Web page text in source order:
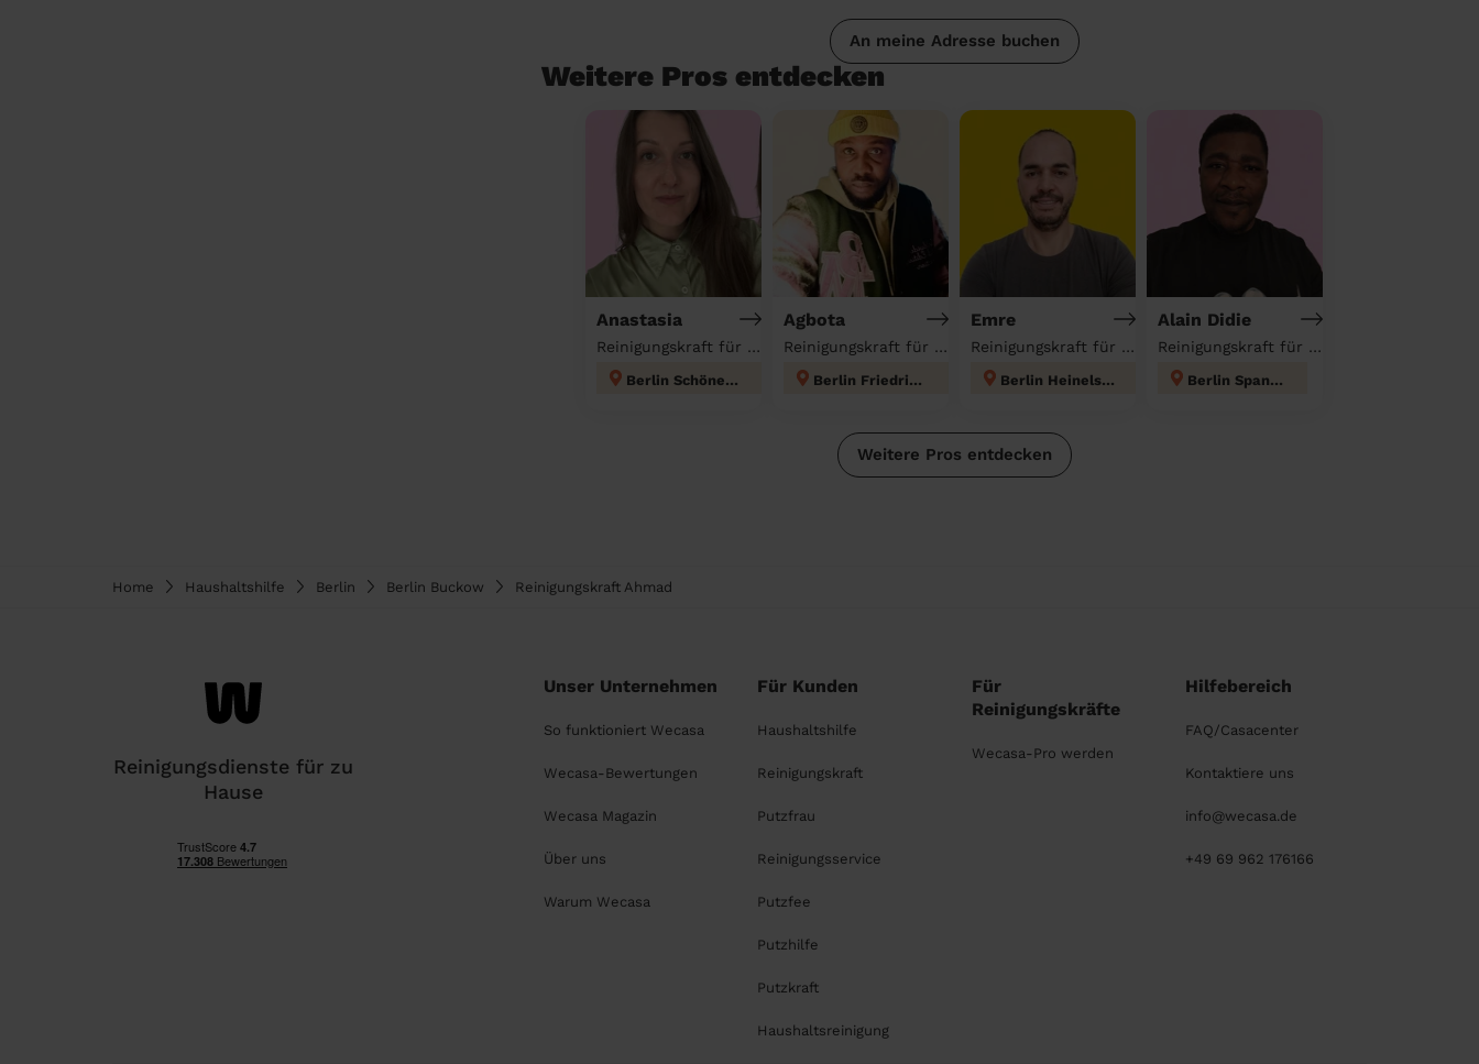
An meine Adresse buchen
Weitere Pros entdecken
Anastasia
Reinigungskraft für deinen Haushalt
Berlin Schöneberg
Agbota
Reinigungskraft für deinen Haushalt
Berlin Friedrichshain
Emre
Reinigungskraft für deinen Haushalt
Berlin Heinelsdorf
Alain Didie
Reinigungskraft für deinen Haushalt
Berlin Spandau
Weitere Pros entdecken
Home Haushaltshilfe Berlin Berlin Buckow Reinigungskraft Ahmad
Reinigungsdienste für zu
Hause
Unser Unternehmen
So funktioniert Wecasa
Wecasa-Bewertungen
Wecasa Magazin
Über uns
Warum Wecasa
Für Kunden
Haushaltshilfe
Reinigungskraft
Putzfrau
Reinigungsservice
Putzfee
Putzhilfe
Putzkraft
Haushaltsreinigung
Für
Reinigungskräfte
Wecasa-Pro werden
Hilfebereich
FAQ/Casacenter
Kontaktiere uns
info@wecasa.de
+49 69 962 176166